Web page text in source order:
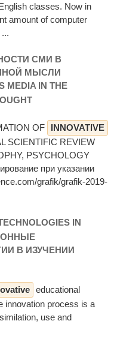
classes. Now in
amount of computer
СМИ В
МЫСЛИ
MEDIA IN THE
OF
INNOVATIVE
SCIENTIFIC REVIEW
PSYCHOLOGY
при указании
grafik/grafik-2019-
IN
В ИЗУЧЕНИИ
educational
innovation process is a
use and